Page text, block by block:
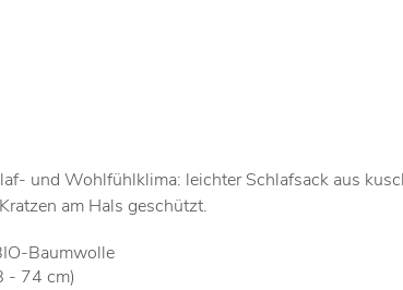
und Wohlfühlklima: leichter Schlafsack aus
am Hals geschützt.
Baumwolle
- 74 cm)